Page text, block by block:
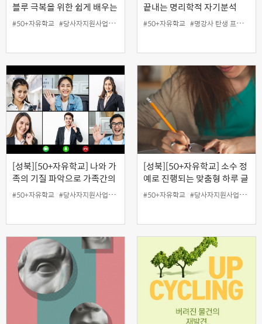
블루 극복을 위한 쉽게 배우는
요가댄스
#50+자유학교 #당사자지원사업 #성북홍보왕 #온라인 #요가 #웹엑스 #지역협
끝내는 명리학적 자기분석
#50+자유학교 #명강사 탄생 프로젝트
[성북][50+자유학교] 나와 가
족의 기질 파악으로 가족간의
갈등 대처법
#50+자유학교 #당사자지원사업 #무료 #성북홍보왕 #지역협력사업 #특강
[성북][50+자유학교] 소수 정
예로 진행되는 맞춤형 하루 글
쓰기
#50+자유학교 #당사자지원사업 #무료